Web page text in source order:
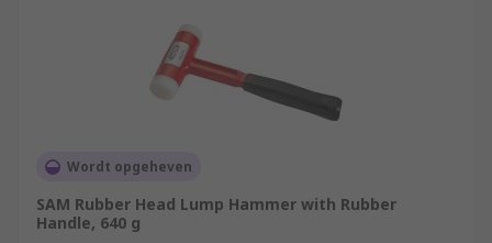
Wordt opgeheven
SAM Rubber Head Lump Hammer with Rubber
Handle, 640 g